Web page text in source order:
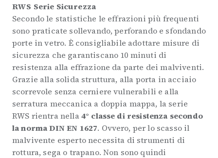
RWS Serie Sicurezza
Secondo le statistiche le effrazioni più frequenti
sono praticate sollevando, perforando e sfondando
porte in vetro. È consigliabile adottare misure di
sicurezza che garantiscano 10 minuti di
resistenza alla effrazione da parte dei malviventi.
Grazie alla solida struttura, alla porta in acciaio
scorrevole senza cerniere vulnerabili e alla
serratura meccanica a doppia mappa, la serie
RWS rientra nella4° classe di resistenza secondo
la norma DIN EN 1627. Ovvero, per lo scasso il
malvivente esperto necessita di strumenti di
rottura, sega o trapano. Non sono quindi